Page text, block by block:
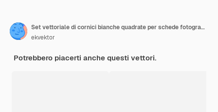
Set vettoriale di cornici bianche quadrate per schede fotografiche
ekvektor
Potrebbero piacerti anche questi vettori.